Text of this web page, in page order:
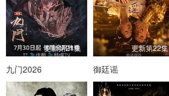
更新第21集
九门2026
更新第22集
御廷谣